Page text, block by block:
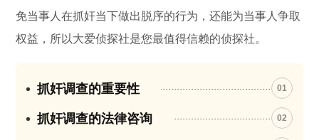
免当事人在抓奸当下做出脱序的行为，还能为当事人争取
权益，所以大爱侦探社是您最值得信赖的侦探社。
抓奸调查的重要性 01
抓奸调查的法律咨询 02